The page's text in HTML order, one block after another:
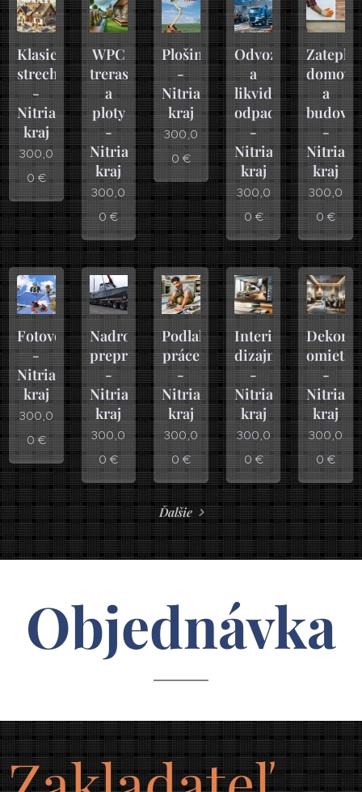
Klasické
strechy
-
Nitriansky
kraj
300,0
0€
WPC
trerasy
a
ploty
-
Nitriansky
kraj
300,0
0€
Plošiny
-
Nitriansky
kraj
300,0
0 €
Odvoz
a
likvidácia
odpadu
-
Nitriansky
kraj
300,0
0€
domov
a
budov
-
kraj
300,0
0€
Fotovoltika
-
Nitriansky
kraj
300,0
0€
Nadrozmerná
preprava
-
Nitriansky
kraj
300,0
0 €
Podlahárske
práce
-
Nitriansky
kraj
300,0
0 €
Interierový
dizajn
-
Nitriansky
kraj
300,0
0€
omietky
-
kraj
300,0
0€
Ďalšie
Objednávka